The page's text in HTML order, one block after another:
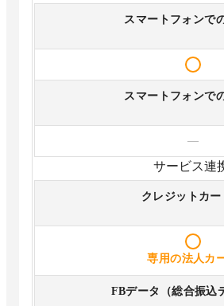
スマートフォンで
スマートフォンで
—
サービス連
クレジットカ
専用の法人カ
FBデータ（総合振込